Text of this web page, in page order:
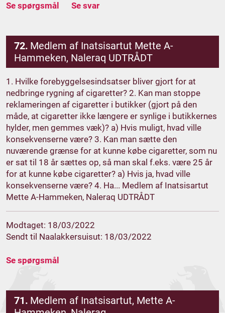
Se spørgsmål Se svar
72. Medlem af Inatsisartut Mette A-
Hammeken, Naleraq UDTRÅDT
1. Hvilke forebyggelsesindsatser bliver gjort for at
nedbringe rygning af cigaretter? 2. Kan man stoppe
reklameringen af cigaretter i butikker (gjort på den
måde, at cigaretter ikke længere er synlige i butikkernes
hylder, men gemmes væk)? a) Hvis muligt, hvad ville
konsekvenserne være? 3. Kan man sætte den
nuværende grænse for at kunne købe cigaretter, som nu
er sat til 18 år sættes op, så man skal f.eks. være 25 år
for at kunne købe cigaretter? a) Hvis ja, hvad ville
konsekvenserne være? 4. Ha... Medlem af Inatsisartut
Mette A-Hammeken, Naleraq UDTRÅDT
Modtaget: 18/03/2022
Sendt til Naalakkersuisut: 18/03/2022
Se spørgsmål
71. Medlem af Inatsisartut, Mette A-